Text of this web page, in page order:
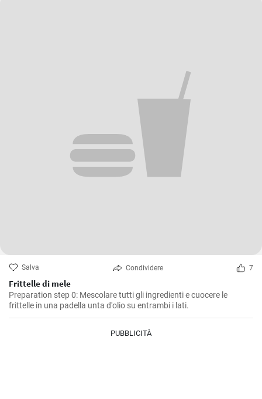
Salva Condividere 7
Frittelle di mele
Preparation step 0: Mescolare tutti gli ingredienti e cuocere le
frittelle in una padella unta d'olio su entrambi i lati.
PUBBLICITÀ